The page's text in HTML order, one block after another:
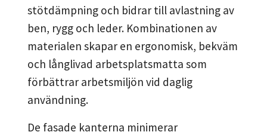
stötdämpning och bidrar till avlastning av
ben, rygg och leder. Kombinationen av
materialen skapar en ergonomisk, bekväm
och långlivad arbetsplatsmatta som
förbättrar arbetsmiljön vid daglig
användning.
De fasade kanterna minimerar